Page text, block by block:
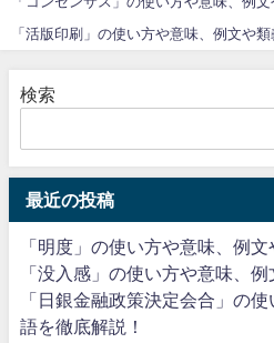
「活版印刷」の使い方や意味、例文や類
検索
最近の投稿
「明度」の使い方や意味、例
「没入感」の使い方や意味、
「日銀金融政策決定会合」の
語を徹底解説！